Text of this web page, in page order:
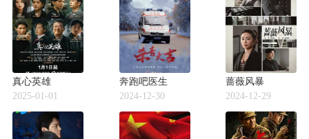
真心英雄
2025-01-01
奔跑吧医生
2024-12-30
蔷薇风暴
2024-12-29